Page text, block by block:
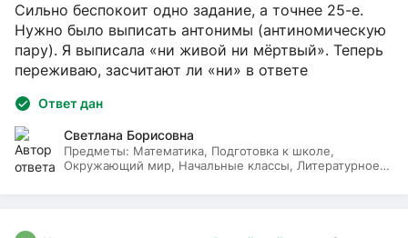
Сильно беспокоит одно задание, а точнее 25-е.
Нужно было выписать антонимы (антиномическую
пару). Я выписала «ни живой ни мёртвый». Теперь
переживаю, засчитают ли «ни» в ответе
Ответ дан
Светлана Борисовна
Предметы: Математика, Подготовка к школе,
Окружающий мир, Начальные классы, Литературное